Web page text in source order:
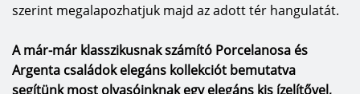
szerint megalapozhatjuk majd az adott tér hangulatát.
A már-már klasszikusnak számító Porcelanosa és
Argenta családok elegáns kollekciót bemutatva
segítünk most olvasóinknak egy elegáns kis ízelítővel,